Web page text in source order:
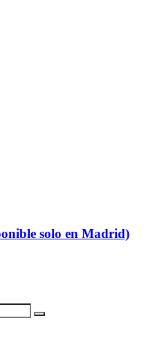
solo en Madrid)